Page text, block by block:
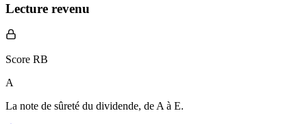
Lecture revenu
Score RB
A
La note de sûreté du dividende, de A à E.